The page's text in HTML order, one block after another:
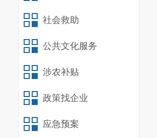
社会救助
公共文化服务
涉农补贴
政策找企业
应急预案